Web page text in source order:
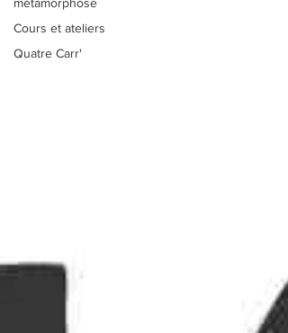
Cours et ateliers
Quatre Carr'